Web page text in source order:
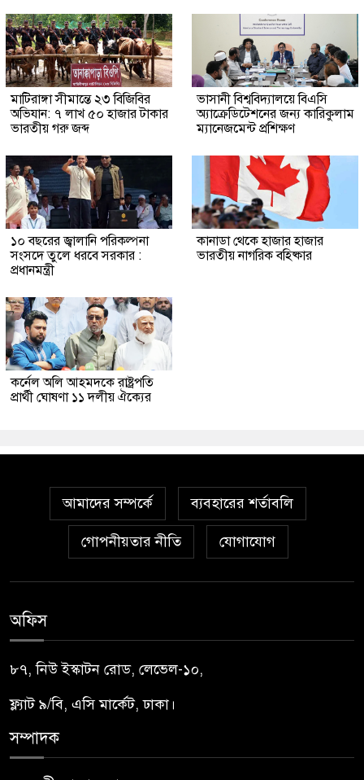
মাটিরাঙ্গা সীমান্তে ২৩ বিজিবির
অভিযান: ৭ লাখ ৫০ হাজার টাকার
ভারতীয় গরু জব্দ
ভাসানী বিশ্ববিদ্যালয়ে বিএসি
অ্যাক্রেডিটেশনের জন্য কারিকুলাম
ম্যানেজমেন্ট প্রশিক্ষণ
১০ বছরের জ্বালানি পরিকল্পনা
সংসদে তুলে ধরবে সরকার :
প্রধানমন্ত্রী
কানাডা থেকে হাজার হাজার
ভারতীয় নাগরিক বহিষ্কার
কর্নেল অলি আহমদকে রাষ্ট্রপতি
প্রার্থী ঘোষণা ১১ দলীয় ঐক্যের
আমাদের সম্পর্কে ব্যবহারের শর্তাবলি
গোপনীয়তার নীতি যোগাযোগ
অফিস
৮৭, নিউ ইস্কাটন রোড, লেভেল-১০,
ফ্ল্যাট ৯/বি, এসি মার্কেট, ঢাকা।
সম্পাদক